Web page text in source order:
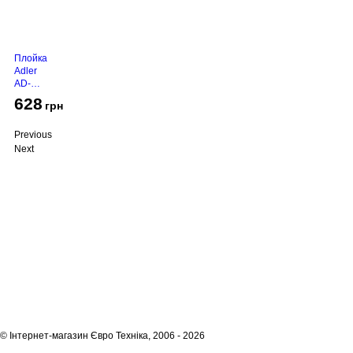
Плойка
Adler
AD-
628 грн
Previous
Next
© Інтернет-магазин Євро Техніка, 2006 - 2026